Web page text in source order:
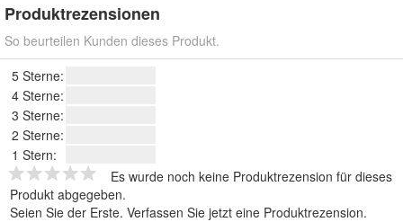
Produktrezensionen
So beurteilen Kunden dieses Produkt.
5 Sterne:
4 Sterne:
3 Sterne:
2 Sterne:
1 Stern:
Es wurde noch keine Produktrezension für dieses
Produkt abgegeben.
Seien Sie der Erste. Verfassen Sie jetzt eine Produktrezension.